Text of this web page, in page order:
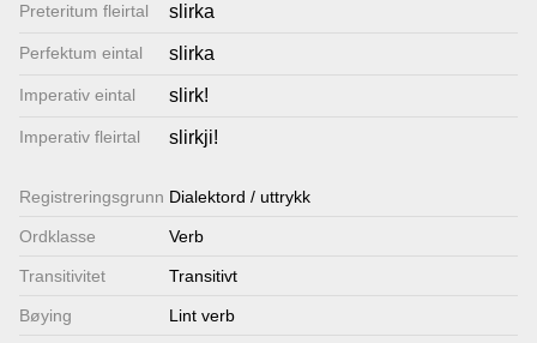
Preteritum fleirtal slirka
Perfektum eintal slirka
Imperativ eintal slirk!
Imperativ fleirtal slirkji!
Registrerings­grunn Dialektord / uttrykk
Ordklasse Verb
Transitivitet Transitivt
Bøying Lint verb